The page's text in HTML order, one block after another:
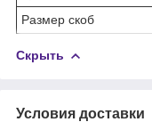
Размер скоб
Скрыть
Условия доставки